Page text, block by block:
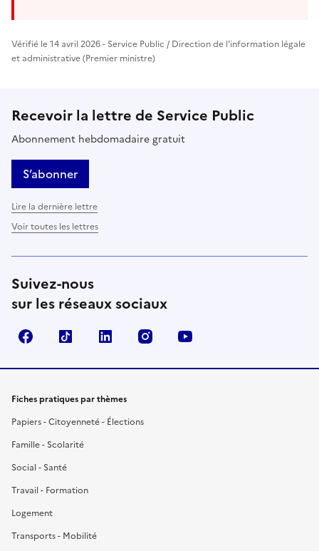
Vérifié le 14 avril 2026 - Service Public / Direction de l'information légale
et administrative (Premier ministre)
Recevoir la lettre de Service Public
Abonnement hebdomadaire gratuit
S’abonner
Lire la dernière lettre
Voir toutes les lettres
Suivez-nous
sur les réseaux sociaux
FacebookTikTok LinkedIn Instagram
Fiches pratiques par thèmes
Papiers - Citoyenneté - Élections
Famille - Scolarité
Social - Santé
Travail - Formation
Logement
Transports - Mobilité